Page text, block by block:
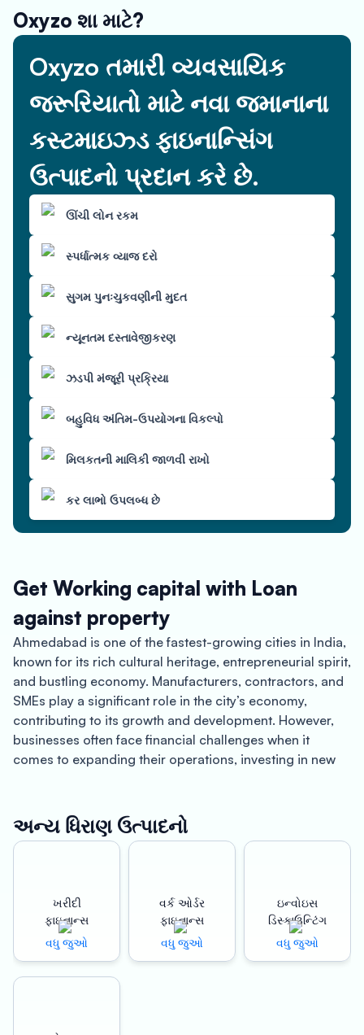
Oxyzo શા માટે?
Oxyzo તમારી વ્યવસાયિક
જરૂરિયાતો માટે નવા જમાનાના
કસ્ટમાઇઝ્ડ ફાઇનાન્સિંગ
ઉત્પાદનો પ્રદાન કરે છે.
ઊંચી લોન રકમ
સ્પર્ધાત્મક વ્યાજ દરો
સુગમ પુનઃચુકવણીની મુદત
ન્યૂનતમ દસ્તાવેજીકરણ
ઝડપી મંજૂરી પ્રક્રિયા
બહુવિધ અંતિમ-ઉપયોગના વિકલ્પો
મિલકતની માલિકી જાળવી રાખો
કર લાભો ઉપલબ્ધ છે
Get Working capital with Loan
against property
Ahmedabad is one of the fastest-growing cities in India,
known for its rich cultural heritage, entrepreneurial spirit,
and bustling economy. Manufacturers, contractors, and
SMEs play a significant role in the city’s economy,
contributing to its growth and development. However,
businesses often face financial challenges when it
comes to expanding their operations, investing in new
property (LAP) can come in handy.
unlock the value of their property and meet their
financial needs. The LAP interest rates offered by Oxyzo
are competitive, ensuring that businesses can avail of
the loan at an affordable rate. With up to 150% LTV
(Loan-to-Value) ratio, businesses can get a higher loan
અન્ય ધિરાણ ઉત્પાદનો
ખરીદી
ફાઇનાન્સ
વધુ જુઓ
વર્ક ઓર્ડર
ફાઇનાન્સ
વધુ જુઓ
ઇન્વોઇસ
ડિસ્કાઉન્ટિંગ
વધુ જુઓ